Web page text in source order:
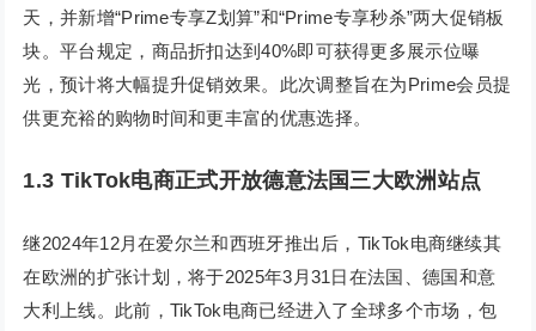
天，并新增“Prime专享Z划算”和“Prime专享秒杀”两大促销板
块。平台规定，商品折扣达到40%即可获得更多展示位曝
光，预计将大幅提升促销效果。此次调整旨在为Prime会员提
供更充裕的购物时间和更丰富的优惠选择。
1.3 TikTok电商正式开放德意法国三大欧洲站点
继2024年12月在爱尔兰和西班牙推出后，TikTok电商继续其
在欧洲的扩张计划，将于2025年3月31日在法国、德国和意
大利上线。此前，TikTok电商已经进入了全球多个市场，包